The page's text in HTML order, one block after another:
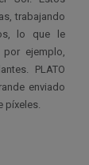
trabajando
lo que le
por ejemplo,
PLATO
enviado
píxeles.